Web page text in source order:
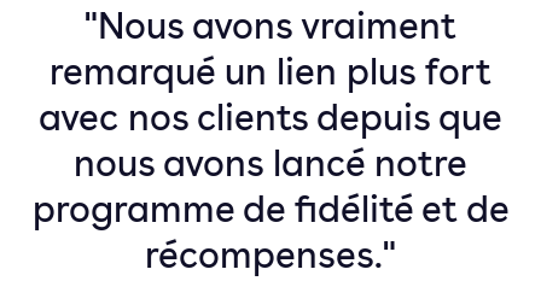
"Nous avons vraiment
remarqué un lien plus fort
avec nos clients depuis que
nous avons lancé notre
programme de fidélité et de
récompenses."